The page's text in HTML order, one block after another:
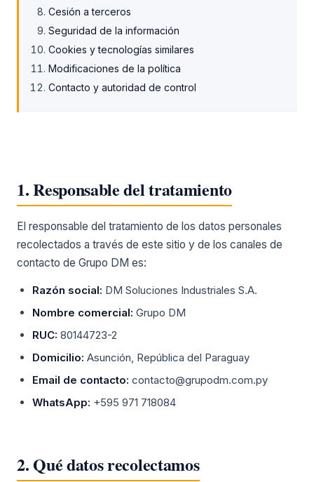
Cesión a terceros
Seguridad de la información
Cookies y tecnologías similares
Modificaciones de la política
Contacto y autoridad de control
1. Responsable del tratamiento
El responsable del tratamiento de los datos personales
recolectados a través de este sitio y de los canales de
contacto de Grupo DM es:
Razón social: DM Soluciones Industriales S.A.
Nombre comercial: Grupo DM
RUC: 80144723-2
Domicilio: Asunción, República del Paraguay
Email de contacto: contacto@grupodm.com.py
WhatsApp: +595 971 718084
2. Qué datos recolectamos